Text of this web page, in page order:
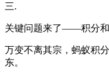
三.
关键问题来了——积分和
万变不离其宗，蚂蚁积
东。